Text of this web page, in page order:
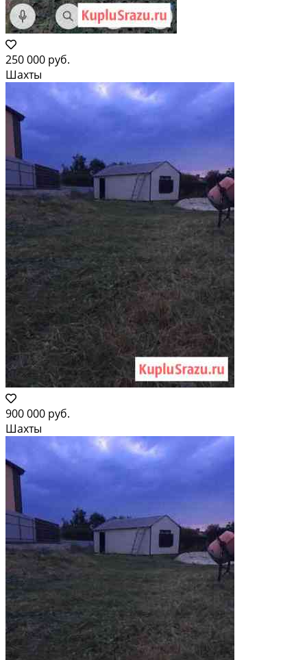
250 000 руб.
Шахты
900 000 руб.
Шахты